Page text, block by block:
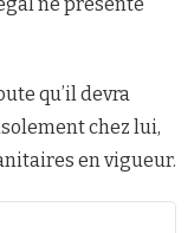
qu’il devra
chez lui,
en vigueur.